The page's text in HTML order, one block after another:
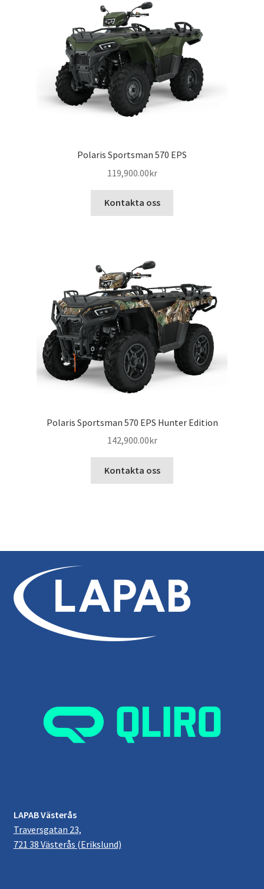
Polaris Sportsman 570 EPS
119,900.00kr
Kontakta oss
Polaris Sportsman 570 EPS Hunter Edition
142,900.00kr
Kontakta oss
LAPAB Västerås
Traversgatan 23,
721 38 Västerås (Erikslund)